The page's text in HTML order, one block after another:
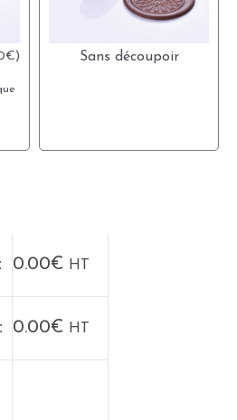
€) Sans découpoir
0.00€ HT
0.00€ HT